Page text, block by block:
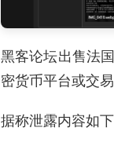
黑客论坛出售法
密货币平台或交
据称泄露内容如下